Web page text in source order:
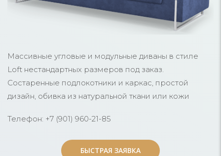
Массивные угловые и модульные диваны в стиле
Loft нестандартных размеров под заказ.
Состаренные подлокотники и каркас, простой
дизайн, обивка из натуральной ткани или кожи
Телефон: +7 (901) 960-21-85
БЫСТРАЯ ЗАЯВКА
БЫСТРАЯ ЗАЯВКА